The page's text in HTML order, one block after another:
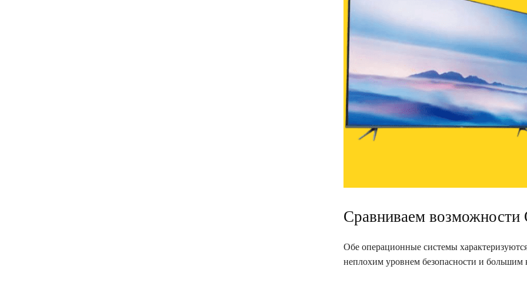
Сравниваем
Обе операционные системы
неплохим уровнем безопасности и